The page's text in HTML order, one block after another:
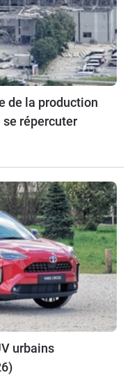
de la production
répercuter
urbains